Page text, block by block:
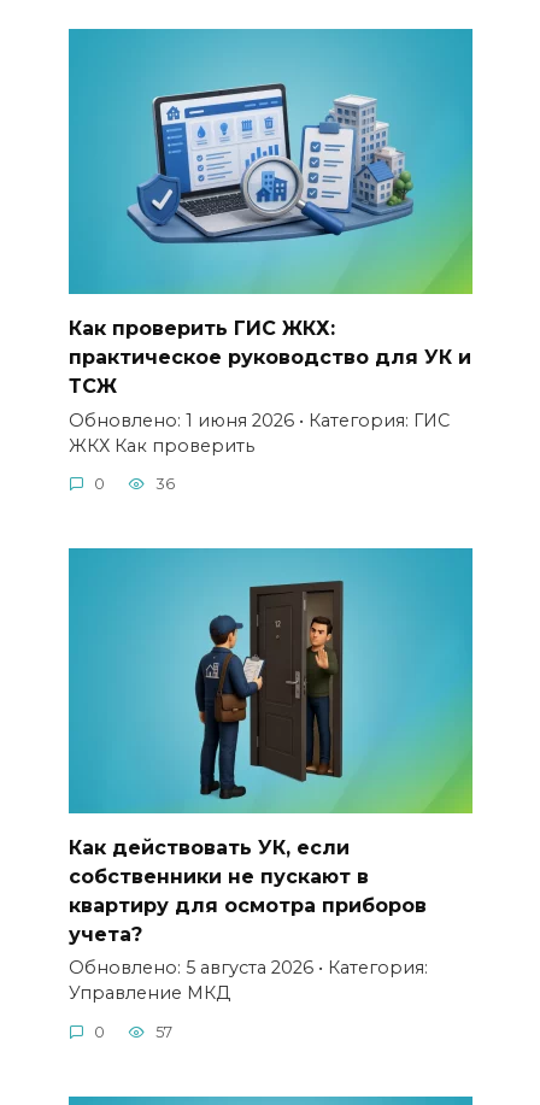
Как проверить ГИС ЖКХ:
практическое руководство для УК и
ТСЖ
Обновлено: 1 июня 2026 • Категория: ГИС
ЖКХ Как проверить
0 36
Как действовать УК, если
собственники не пускают в
квартиру для осмотра приборов
учета?
Обновлено: 5 августа 2026 • Категория:
Управление МКД
0 57